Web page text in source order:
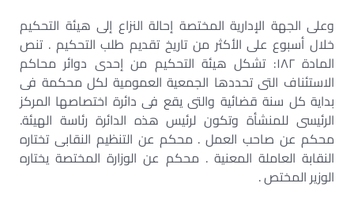
وعلى الجهة الإدارية المختصة إحالة النزاع إلى هيئة التحكيم
خلال أسبوع على الأكثر من تاريخ تقديم طلب التحكيم . تنص
المادة ١٨٢: تشكل هيئة التحكيم من إحدى دوائر محاكم
الاستئناف التى تحددها الجمعية العمومية لكل محكمة فى
بداية كل سنة قضائية والتى يقع فى دائرة اختصاصها المركز
الرئيسى للمنشأة وتكون لرئيس هذه الدائرة رئاسة الهيئة.
محكم عن صاحب العمل . محكم عن التنظيم النقابى تختاره
النقابة العاملة المعنية . محكم عن الوزارة المختصة يختاره
الوزير المختص .